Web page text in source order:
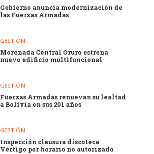
Gobierno anuncia modernización de
las Fuerzas Armadas
GESTIÓN
Morenada Central Oruro estrena
nuevo edificio multifuncional
GESTIÓN
Fuerzas Armadas renuevan su lealtad
a Bolivia en sus 201 años
GESTIÓN
Inspección clausura discoteca
Vértigo por horario no autorizado